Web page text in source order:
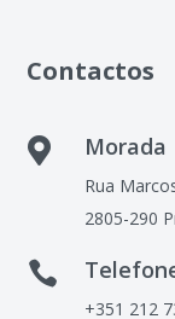
Contactos
 Morada
Rua
2805-290

+351 212